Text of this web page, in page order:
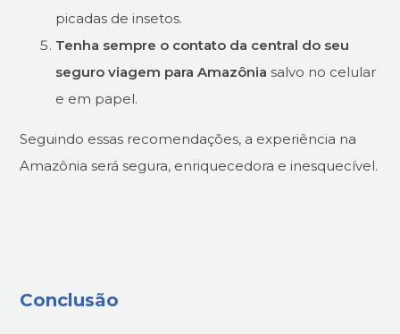
picadas de insetos.
Tenha sempre o contato da central do seu
seguro viagem para Amazônia salvo no celular
e em papel.
Seguindo essas recomendações, a experiência na
Amazônia será segura, enriquecedora e inesquecível.
Conclusão